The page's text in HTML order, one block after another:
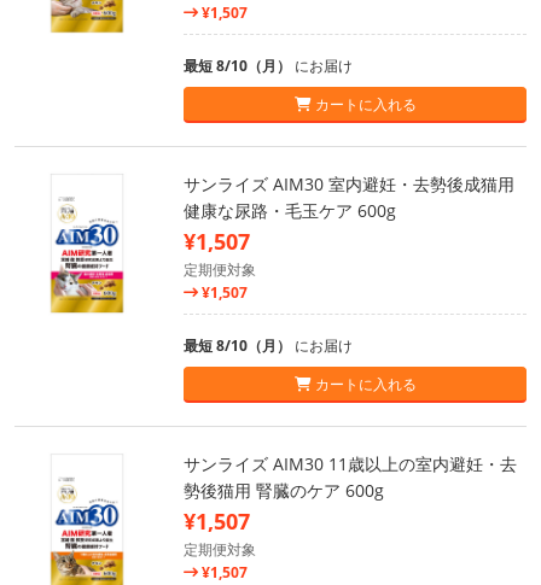
¥1,507
最短 8/10（月） にお届け
カートに入れる
サンライズ AIM30 室内避妊・去勢後成猫用
健康な尿路・毛玉ケア 600g
¥1,507
定期便対象
¥1,507
最短 8/10（月） にお届け
カートに入れる
サンライズ AIM30 11歳以上の室内避妊・去
勢後猫用 腎臓のケア 600g
¥1,507
定期便対象
¥1,507